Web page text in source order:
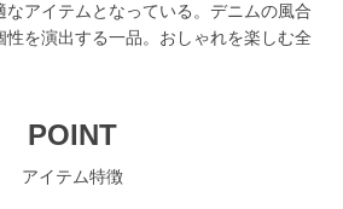
アイテムとなっている。デニムの風合
性を演出する一品。おしゃれを楽しむ全
POINT
アイテム特徴